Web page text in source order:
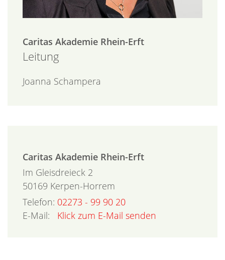
Caritas Akademie Rhein-Erft
Leitung
Joanna Schampera
Caritas Akademie Rhein-Erft
Im Gleisdreieck 2
50169 Kerpen-Horrem
Telefon: 02273 - 99 90 20
E-Mail:
Klick zum E-Mail senden